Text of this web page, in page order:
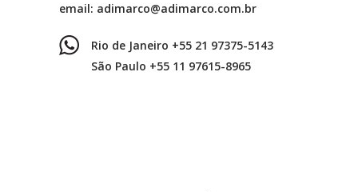
email: adimarco@adimarco.com.br
Rio de Janeiro +55 21 97375-5143
São Paulo +55 11 97615-8965